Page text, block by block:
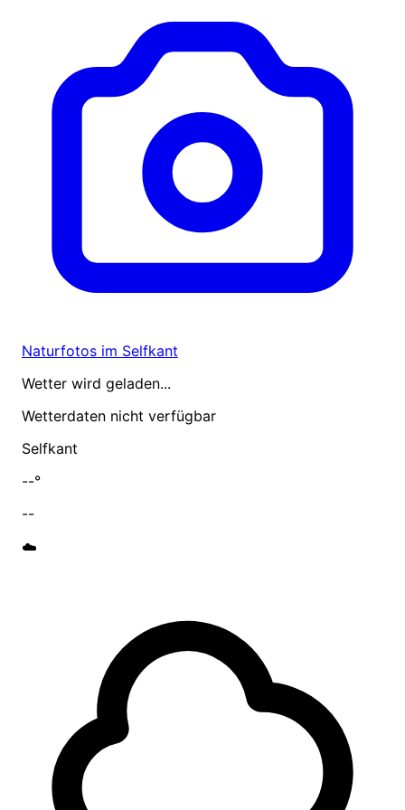
Naturfotos im Selfkant
Wetter wird geladen...
Wetterdaten nicht verfügbar
Selfkant
--°
--
☁️